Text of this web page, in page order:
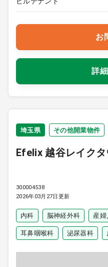
お
詳
埼玉県 その他開業物件
Efelix 越谷レイク
300004538
2026年03月27日更新
内科 脳神経外科 産婦
耳鼻咽喉科 泌尿器科